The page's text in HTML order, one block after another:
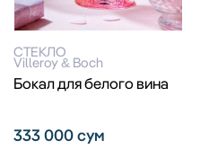
СТЕКЛО
Villeroy & Boch
Бокал для белого вина
333 000сум